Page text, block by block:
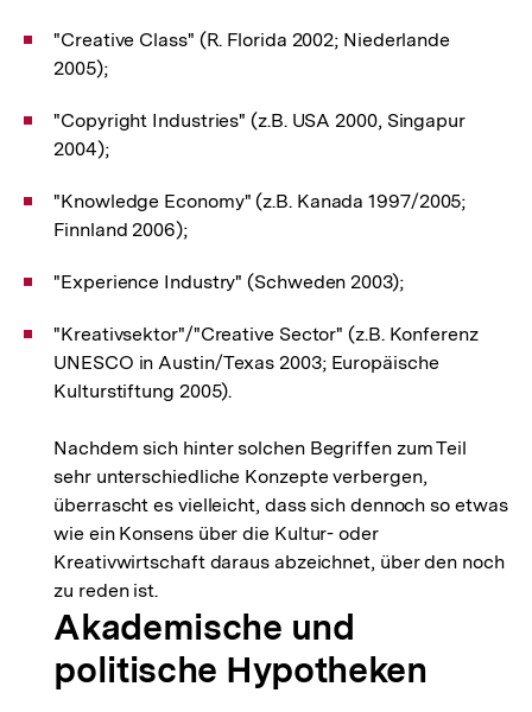
"Creative Class" (R. Florida 2002; Niederlande
2005);
"Copyright Industries" (z.B. USA 2000, Singapur
2004);
"Knowledge Economy" (z.B. Kanada 1997/2005;
Finnland 2006);
"Experience Industry" (Schweden 2003);
"Kreativsektor"/"Creative Sector" (z.B. Konferenz
UNESCO in Austin/Texas 2003; Europäische
Kulturstiftung 2005).
Nachdem sich hinter solchen Begriffen zum Teil
sehr unterschiedliche Konzepte verbergen,
überrascht es vielleicht, dass sich dennoch so etwas
wie ein Konsens über die Kultur- oder
Kreativwirtschaft daraus abzeichnet, über den noch
zu reden ist.
Akademische und
politische Hypotheken